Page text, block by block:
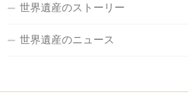
世界遺産のストーリー
世界遺産のニュース